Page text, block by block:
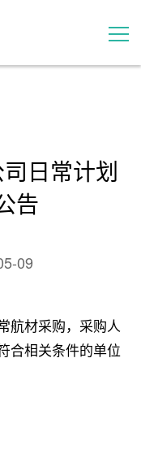
日常计划
告
09
航材采购，采购人
合相关条件的单位